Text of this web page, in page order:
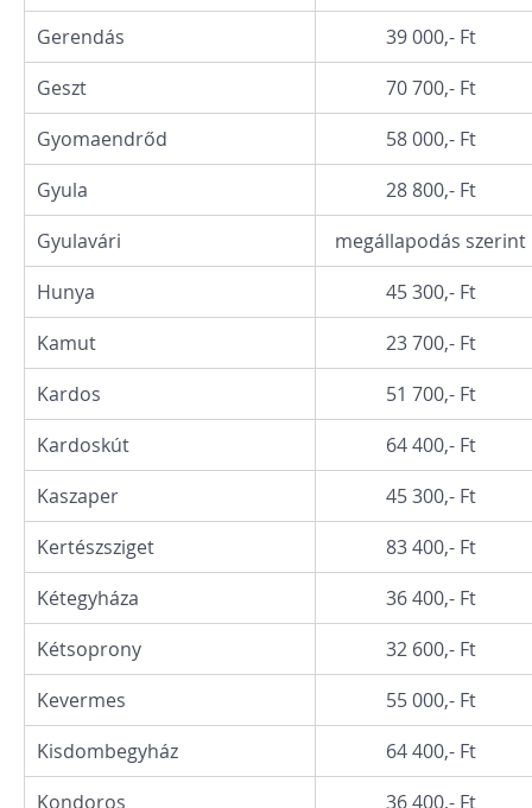
Gerendás
39 000,- Ft
Geszt
70 700,- Ft
Gyomaendrőd
58 000,- Ft
Gyula
28 800,- Ft
Gyulavári
megállapodás szerint
Hunya
45 300,- Ft
Kamut
23 700,- Ft
Kardos
51 700,- Ft
Kardoskút
64 400,- Ft
Kaszaper
45 300,- Ft
Kertészsziget
83 400,- Ft
Kétegyháza
36 400,- Ft
Kétsoprony
32 600,- Ft
Kevermes
55 000,- Ft
Kisdombegyház
64 400,- Ft
Kondoros
36 400,- Ft